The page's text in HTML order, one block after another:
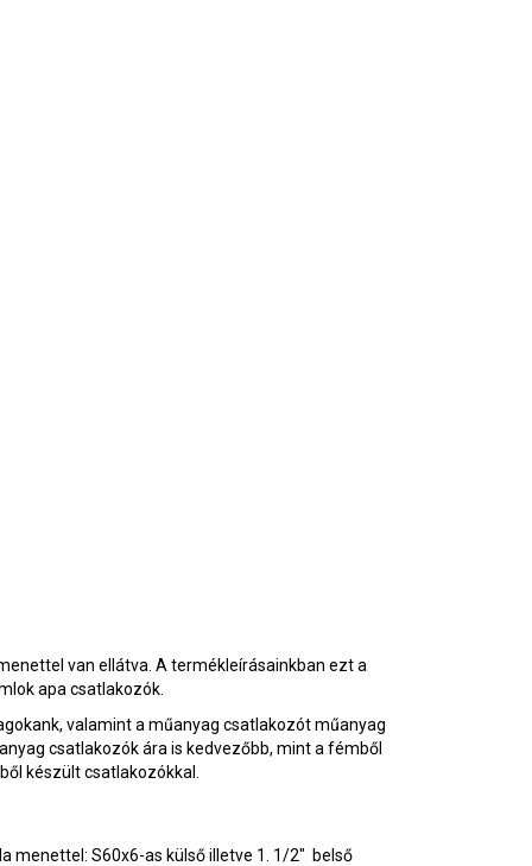
van ellátva. A termékleírásainkban ezt a
apa csatlakozók.
valamint a műanyag csatlakozót műanyag
csatlakozók ára is kedvezőbb, mint a fémből
készült csatlakozókkal.
menettel: S60x6-as külső illetve 1. 1/2" belső